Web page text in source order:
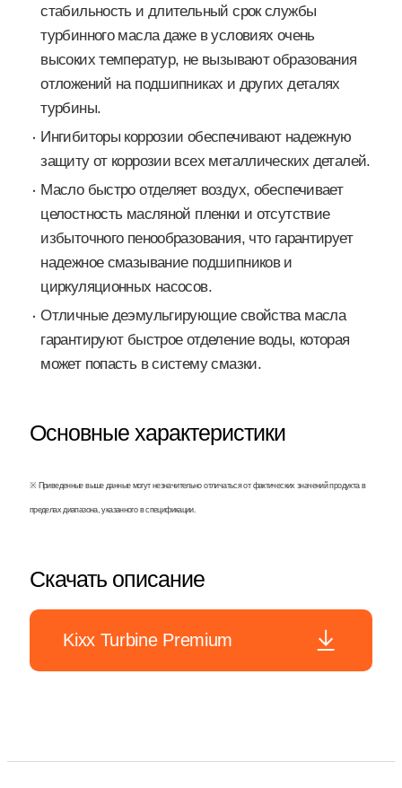
стабильность и длительный срок службы
турбинного масла даже в условиях очень
высоких температур, не вызывают образования
отложений на подшипниках и других деталях
турбины.
Ингибиторы коррозии обеспечивают надежную
защиту от коррозии всех металлических деталей.
Масло быстро отделяет воздух, обеспечивает
целостность масляной пленки и отсутствие
избыточного пенообразования, что гарантирует
надежное смазывание подшипников и
циркуляционных насосов.
Отличные деэмульгирующие свойства масла
гарантируют быстрое отделение воды, которая
может попасть в систему смазки.
Основные характеристики
※ Приведенные выше данные могут незначительно отличаться от фактических значений продукта в
пределах диапазона, указанного в спецификации.
Скачать описание
Kixx Turbine Premium